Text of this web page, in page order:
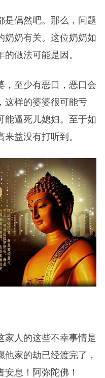
是偶然吧。那么，问题
奶奶有关。这位奶奶如
做法可能是因。
，至少有恶口，恶口会
这样的婆婆很可能亏
能逼死儿媳妇。至于如
益没有打听到。
家人的这些不幸事情是
家的劫已经渡完了，
息！阿弥陀佛！